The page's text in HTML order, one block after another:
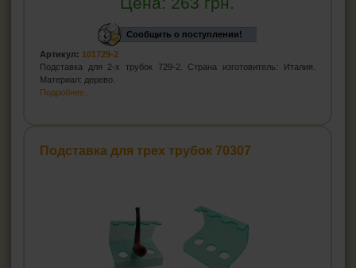
Сообщить о поступлении!
Артикул: 101729-2
Подставка для 2-х трубок 729-2. Страна изготовитель: Италия.
Материал: дерево.
Подробнее...
Подставка для трех трубок 70307